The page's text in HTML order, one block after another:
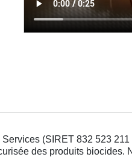
(SIRET 832 523
des produits biocides.